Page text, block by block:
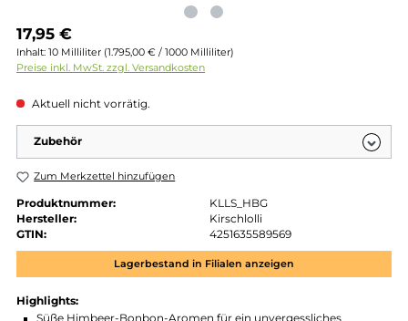
Regulärer Preis:
Inhalt:10 Milliliter(1.795,00 € / 1000 Milliliter)
Aktuell nicht vorrätig.
Zubehör
Zum Merkzettel hinzufügen
Produktnummer: KLLS_HBG
GTIN: